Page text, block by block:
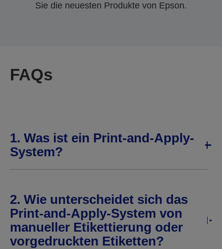
Sie die neuesten Produkte von Epson.
FAQs
1. Was ist ein Print-and-Apply-
System?
2. Wie unterscheidet sich das
Print-and-Apply-System von
manueller Etikettierung oder
vorgedruckten Etiketten?